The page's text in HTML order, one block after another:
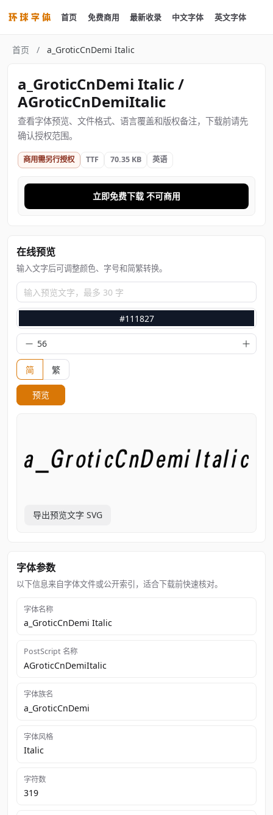
首页 免费商用 最新收录 中文字体 英文字体
首页 / a_GroticCnDemi Italic
a_GroticCnDemi Italic /
AGroticCnDemiItalic
查看字体预览、文件格式、语言覆盖和版权备注，下载前请先
确认授权范围。
商用需另行授权 TTF 70.35 KB 英语
立即免费下载 不可商用
在线预览
输入文字后可调整颜色、字号和简繁转换。
输入预览文字，最多 30 字
#111827
简 繁
预览
导出预览文字 SVG
字体参数
以下信息来自字体文件或公开索引，适合下载前快速核对。
字体名称
a_GroticCnDemi Italic
PostScript 名称
AGroticCnDemiItalic
字体族名
a_GroticCnDemi
字体风格
Italic
字符数
319